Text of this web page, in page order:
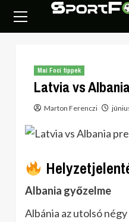
content
Menu
Mai Foci tippek
Latvia vs
Marton Ferenczi
Albania győzelme
Albánia az utolsó